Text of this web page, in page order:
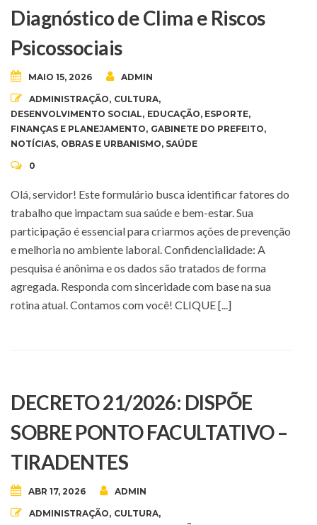
Diagnóstico de Clima e Riscos
Psicossociais
MAIO 15, 2026 ADMIN
ADMINISTRAÇÃO, CULTURA,
DESENVOLVIMENTO SOCIAL, EDUCAÇÃO, ESPORTE,
FINANÇAS E PLANEJAMENTO, GABINETE DO PREFEITO,
NOTÍCIAS, OBRAS E URBANISMO, SAÚDE
0
Olá, servidor! Este formulário busca identificar fatores do
trabalho que impactam sua saúde e bem-estar. Sua
participação é essencial para criarmos ações de prevenção
e melhoria no ambiente laboral. Confidencialidade: A
pesquisa é anônima e os dados são tratados de forma
agregada. Responda com sinceridade com base na sua
rotina atual. Contamos com você! CLIQUE [...]
DECRETO 21/2026: DISPÕE
SOBRE PONTO FACULTATIVO –
TIRADENTES
ABR 17, 2026 ADMIN
ADMINISTRAÇÃO, CULTURA,